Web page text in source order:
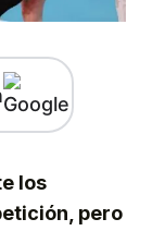
los
pero